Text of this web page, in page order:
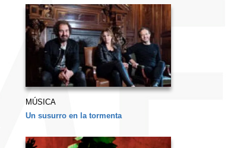
MÚSICA
Un susurro en la tormenta